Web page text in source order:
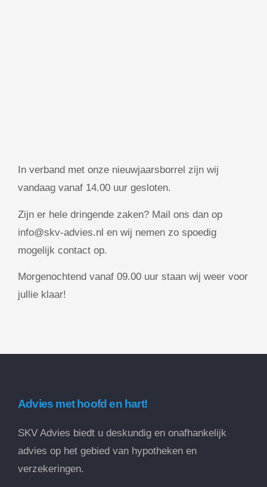
In verband met onze nieuwjaarsborrel zijn wij
vandaag vanaf 14.00 uur gesloten.
Zijn er hele dringende zaken? Mail ons dan op
info@skv-advies.nl en wij nemen zo spoedig
mogelijk contact op.
Morgenochtend vanaf 09.00 uur staan wij weer voor
jullie klaar!
Advies met hoofd en hart!
SKV Advies biedt u deskundig en onafhankelijk
advies op het gebied van hypotheken en
verzekeringen.